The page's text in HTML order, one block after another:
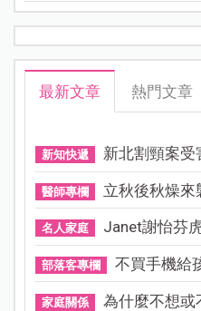
最新文章 熱門文章
新知快遞 新北割頸案受
醫師專欄 立秋後秋燥來
名人家庭 Janet謝怡芬
部落客專欄 不買手機給
家庭關係 為什麼不想或